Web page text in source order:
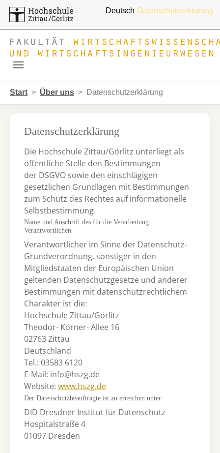
Deutsch Datenschutzerklärung
Sie sind hier:
Start Über uns Datenschutzerklärung
Datenschutzerklärung
Die Hochschule Zittau/Görlitz unterliegt als
öffentliche Stelle den Bestimmungen
der DSGVO sowie den einschlägigen
gesetzlichen Grundlagen mit Bestimmungen
zum Schutz des Rechtes auf informationelle
Selbstbestimmung.
Name und Anschrift des für die Verarbeitung
Verantwortlichen
Verantwortlicher im Sinne der Datenschutz-
Grundverordnung, sonstiger in den
Mitgliedstaaten der Europäischen Union
geltenden Datenschutzgesetze und anderer
Bestimmungen mit datenschutzrechtlichem
Charakter ist die:
Hochschule Zittau/Görlitz
Theodor- Körner- Allee 16
02763 Zittau
Deutschland
Tel.: 03583 6120
E-Mail: info@hszg.de
Website: www.hszg.de
Der Datenschutzbeauftragte ist zu erreichen unter:
DID Dresdner Institut für Datenschutz
Hospitalstraße 4
01097 Dresden